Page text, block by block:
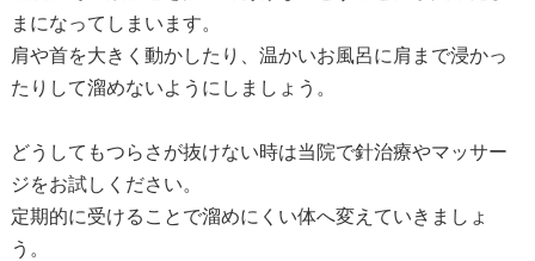
まになってしまいます。
肩や首を大きく動かしたり、温かいお風呂に肩まで浸かっ
たりして溜めないようにしましょう。
どうしてもつらさが抜けない時は当院で針治療やマッサー
ジをお試しください。
定期的に受けることで溜めにくい体へ変えていきましょ
う。